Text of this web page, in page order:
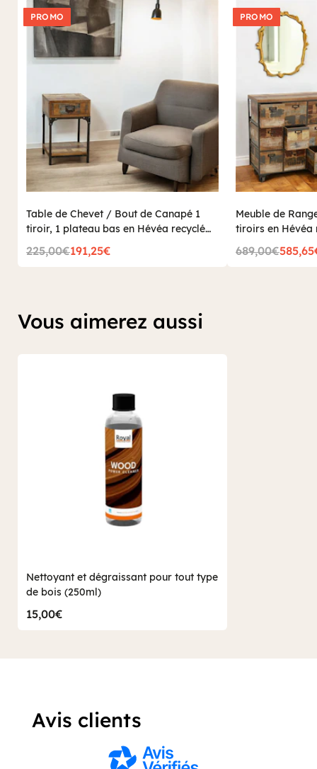
PROMO
Table de Chevet / Bout de Canapé 1
tiroir, 1 plateau bas en Hévéa recyclé
coloré et métal 35x35x55cm LOFT
COLORS
225,00€191,25€
PROMO
Meuble de
tiroirs en Hévéa
76x35x83cm
689,00€
Vous aimerez aussi
Nettoyant et dégraissant pour tout type
de bois (250ml)
15,00€
Avis clients